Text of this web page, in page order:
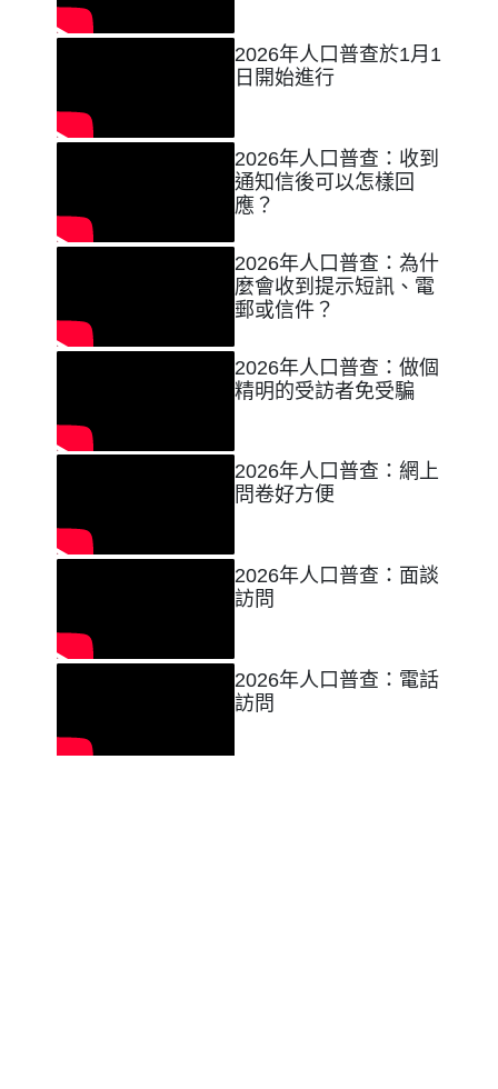
2026年人口普查於1月1
日開始進行
2026年人口普查：收到
通知信後可以怎樣回
應？
2026年人口普查：為什
麼會收到提示短訊、電
郵或信件？
2026年人口普查：做個
精明的受訪者免受騙
2026年人口普查：網上
問卷好方便
2026年人口普查：面談
訪問
2026年人口普查：電話
訪問